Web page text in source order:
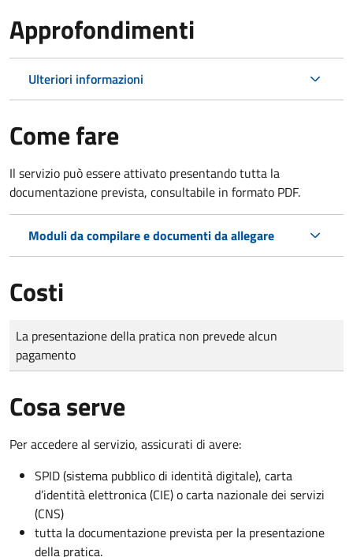
Approfondimenti
Ulteriori informazioni
Come fare
Il servizio può essere attivato presentando tutta la
documentazione prevista, consultabile in formato PDF.
Moduli da compilare e documenti da allegare
Costi
Tipo di pagamento
Importo
La presentazione della pratica non prevede alcun
pagamento
Cosa serve
Per accedere al servizio, assicurati di avere:
SPID (sistema pubblico di identità digitale), carta
d’identità elettronica (CIE) o carta nazionale dei servizi
(CNS)
tutta la documentazione prevista per la presentazione
della pratica.